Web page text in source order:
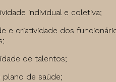
individual e coletiva;
e criatividade dos
de talentos;
de saúde;